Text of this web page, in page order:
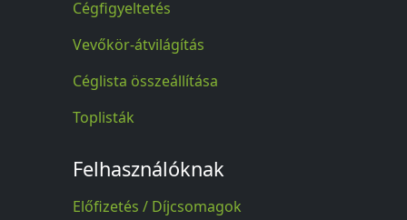
Cégfigyeltetés
Vevőkör-átvilágítás
Céglista összeállítása
Toplisták
Felhasználóknak
Előfizetés / Díjcsomagok